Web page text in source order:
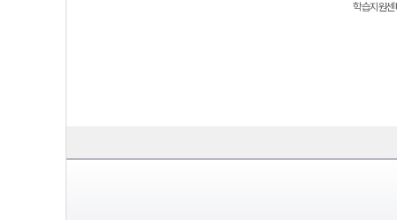
학습지원